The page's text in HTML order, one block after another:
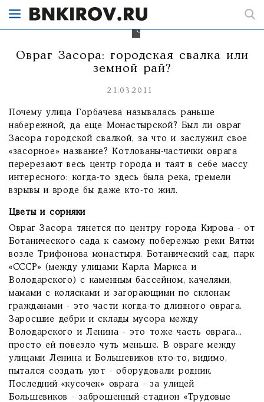
река
Сорка.
Овраг Засора: городская свалка или
земной рай?
21.03.2011
Почему улица Горбачева называлась раньше
набережной, да еще Монастырской? Был ли овраг
Засора городской свалкой, за что и заслужил свое
«засорное» название? Котлованы-частички оврага
перерезают весь центр города и таят в себе массу
интересного: когда-то здесь была река, гремели
взрывы и вроде бы даже кто-то жил.
Цветы и сорняки
Овраг Засора тянется по центру города Кирова - от
Ботанического сада к самому побережью реки Вятки
возле Трифонова монастыря. Ботанический сад, парк
«СССР» (между улицами Карла Маркса и
Володарского) с каменным бассейном, качелями,
мамами с колясками и загорающими по склонам
гражданами - это части когда-то длинного оврага.
Заросшие дебри и склады мусора между
Володарского и Ленина - это тоже часть оврага...
просто ей повезло чуть меньше. В овраге между
улицами Ленина и Большевиков кто-то, видимо,
пытался создать уют - оборудовали родник.
Последний «кусочек» оврага - за улицей
Большевиков - заброшенный стадион «Трудовые